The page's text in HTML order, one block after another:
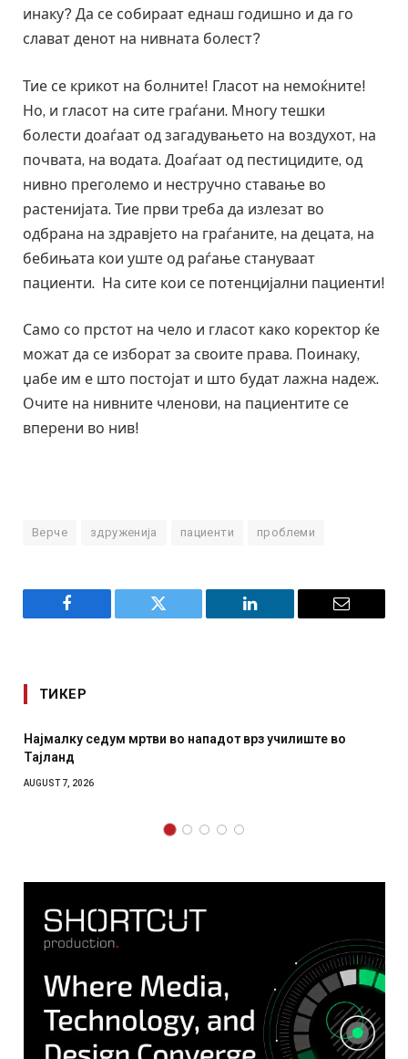
инаку? Да се собираат еднаш годишно и да го
слават денот на нивната болест?
Тие се крикот на болните! Гласот на немоќните!
Но, и гласот на сите граѓани. Многу тешки
болести доаѓаат од загадувањето на воздухот, на
почвата, на водата. Доаѓаат од пестицидите, од
нивно преголемо и нестручно ставање во
растенијата. Тие први треба да излезат во
одбрана на здравјето на граѓаните, на децата, на
бебињата кои уште од раѓање стануваат
пациенти. На сите кои се потенцијални пациенти!
Само со прстот на чело и гласот како коректор ќе
можат да се изборат за своите права. Поинаку,
џабе им е што постојат и што будат лажна надеж.
Очите на нивните членови, на пациентите се
вперени во нив!
Верче здруженија пациенти проблеми
Facebook Twitter LinkedIn Email
ТИКЕР
СОЗИС: Украинците повеќе им веруваат на генералите
отколку на Зеленски
AUGUST 7, 2026